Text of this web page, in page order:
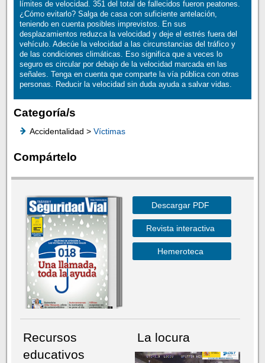
límites de velocidad. 351 del total de fallecidos fueron peatones.
¿Cómo evitarlo? Salga de casa con suficiente antelación,
teniendo en cuenta posibles imprevistos. En sus
desplazamientos reduzca la velocidad y deje el estrés fuera del
vehículo. Adecúe la velocidad a las circunstancias del tráfico y
de las condiciones climáticas. Eso significa que a veces lo
seguro es circular por debajo de la velocidad marcada en las
señales. Tenga en cuenta que comparte la vía pública con otras
personas. Reducir la velocidad sin duda ayuda a salvar vidas.
Categoría/s
Accidentalidad > Víctimas
Compártelo
Descargar PDF
Revista interactiva
Hemeroteca
Recursos
educativos
La locura